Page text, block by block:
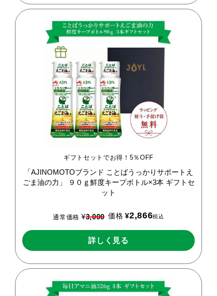
ギフトセットでお得！5％OFF
「AJINOMOTOブランド ことばうっかりサポートえ
ごま油の力」
９０ｇ鮮度キープボトル×3本 ギフトセ
ット
通常価格 ¥3,000 価格 ¥2,866税込
詳しく見る